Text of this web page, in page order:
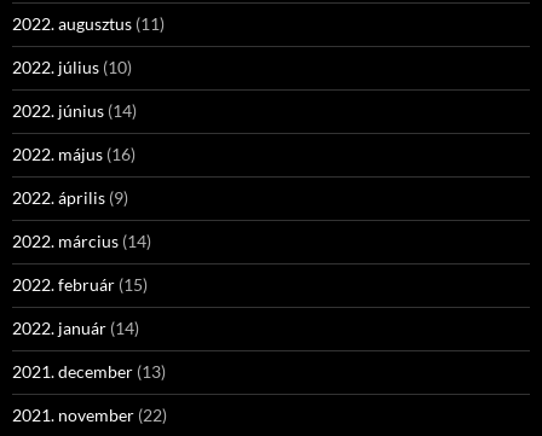
2022. augusztus (11)
2022. július (10)
2022. június (14)
2022. május (16)
2022. április (9)
2022. március (14)
2022. február (15)
2022. január (14)
2021. december (13)
2021. november (22)